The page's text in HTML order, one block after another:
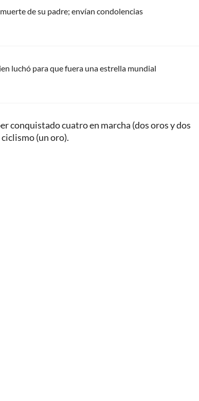
de su padre; envían condolencias
luchó para que fuera una estrella mundial
conquistado cuatro en marcha (dos oros y dos
(un oro).